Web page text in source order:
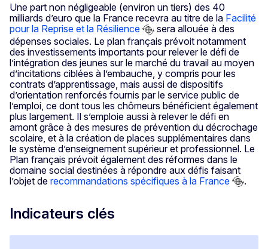
Une part non négligeable (environ un tiers) des 40
milliards d’euro que la France recevra au titre de la Facilité
pour la Reprise et la Résilience
sera allouée à des
dépenses sociales. Le plan français prévoit notamment
des investissements importants pour relever le défi de
l’intégration des jeunes sur le marché du travail au moyen
d’incitations ciblées à l’embauche, y compris pour les
contrats d’apprentissage, mais aussi de dispositifs
d’orientation renforcés fournis par le service public de
l’emploi, ce dont tous les chômeurs bénéficient également
plus largement. Il s’emploie aussi à relever le défi en
amont grâce à des mesures de prévention du décrochage
scolaire, et à la création de places supplémentaires dans
le système d’enseignement supérieur et professionnel. Le
Plan français prévoit également des réformes dans le
domaine social destinées à répondre aux défis faisant
l’objet de recommandations spécifiques à la France .
Indicateurs clés